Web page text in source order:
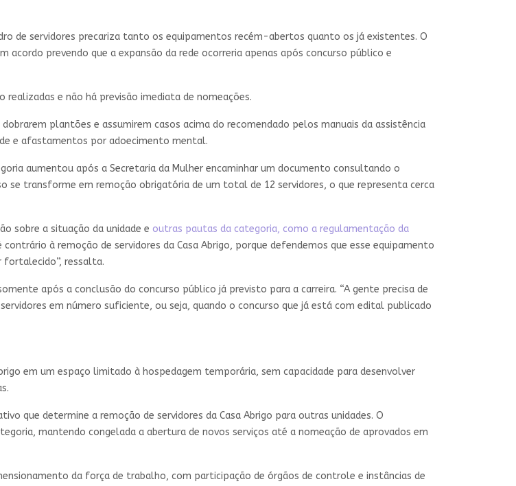
de servidores precariza tanto os equipamentos recém-abertos quanto os já existentes. O
prevendo que a expansão da rede ocorreria apenas após concurso público e
e não há previsão imediata de nomeações.
plantões e assumirem casos acima do recomendado pelos manuais da assistência
e afastamentos por adoecimento mental.
aumentou após a Secretaria da Mulher encaminhar um documento consultando o
se transforme em remoção obrigatória de um total de 12 servidores, o que representa cerca
sobre a situação da unidade e outras pautas da categoria, como a regulamentação da
contrário à remoção de servidores da Casa Abrigo, porque defendemos que esse equipamento
fortalecido”, ressalta.
após a conclusão do concurso público já previsto para a carreira. “A gente precisa de
em número suficiente, ou seja, quando o concurso que já está com edital publicado
em um espaço limitado à hospedagem temporária, sem capacidade para desenvolver
que determine a remoção de servidores da Casa Abrigo para outras unidades. O
mantendo congelada a abertura de novos serviços até a nomeação de aprovados em
da força de trabalho, com participação de órgãos de controle e instâncias de